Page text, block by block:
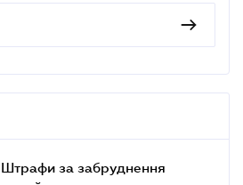
Штрафи за забруднення